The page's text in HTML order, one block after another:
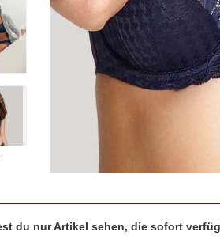
du nur Artikel sehen, die sofort